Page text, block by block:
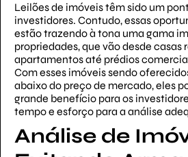
Leilões de imóveis têm sido um
investidores. Contudo, essas
estão trazendo à tona uma gama
propriedades, que vão desde casas
apartamentos até prédios
Com esses imóveis sendo
abaixo do preço de mercado, eles
grande benefício para os
tempo e esforço para a análise
Análise de